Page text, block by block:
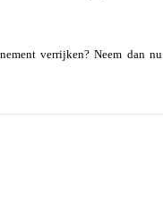
verrijken? Neem dan nu